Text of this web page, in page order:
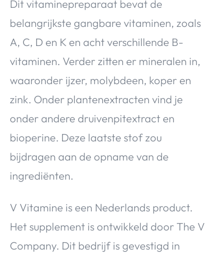
Dit vitaminepreparaat bevat de
belangrijkste gangbare vitaminen, zoals
A, C, D en K en acht verschillende B-
vitaminen. Verder zitten er mineralen in,
waaronder ijzer, molybdeen, koper en
zink. Onder plantenextracten vind je
onder andere druivenpitextract en
bioperine. Deze laatste stof zou
bijdragen aan de opname van de
ingrediënten.
V Vitamine is een Nederlands product.
Het supplement is ontwikkeld door The V
Company. Dit bedrijf is gevestigd in